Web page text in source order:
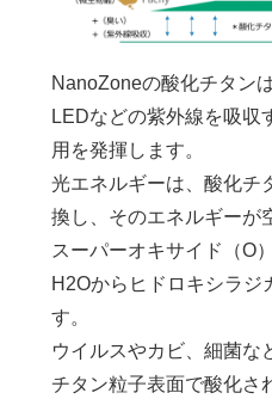
NanoZoneの酸化チタン
LEDなどの紫外線を吸収
⽤を発揮します。
光エネルギーは、酸化チ
換し、そのエネルギーが
スーパーオキサイド（O
H2Oからヒドロキシラジ
す。
ウイルスやカビ、細菌な
チタン粒⼦表⾯で酸化さ